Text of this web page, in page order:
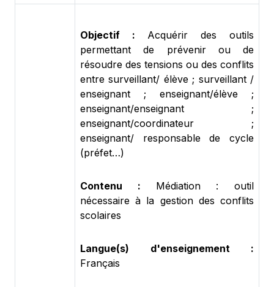
Objectif : Acquérir des outils
permettant de prévenir ou de
résoudre des tensions ou des conflits
entre surveillant/ élève ; surveillant /
enseignant ; enseignant/élève ;
enseignant/enseignant ;
enseignant/coordinateur ;
enseignant/ responsable de cycle
(préfet…)
Contenu : Médiation : outil
nécessaire à la gestion des conflits
scolaires
Langue(s) d'enseignement :
Français